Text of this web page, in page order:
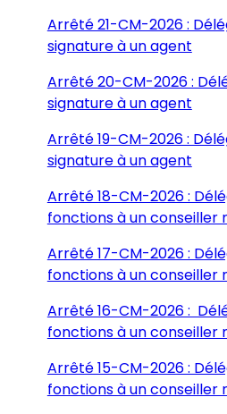
Arrêté 21-CM-2026 :
signature à un agent
Arrêté 20-CM-2026 :
signature à un agent
Arrêté 19-CM-2026 :
signature à un agent
Arrêté 18-CM-2026 :
fonctions à un conseiller
Arrêté 17-CM-2026 :
fonctions à un conseiller
Arrêté 16-CM-2026 :
fonctions à un conseiller
Arrêté 15-CM-2026 :
fonctions à un conseiller